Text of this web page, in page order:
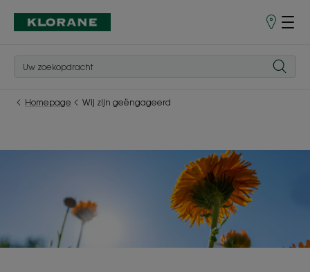
Homepage Wij zijn geëngageerd